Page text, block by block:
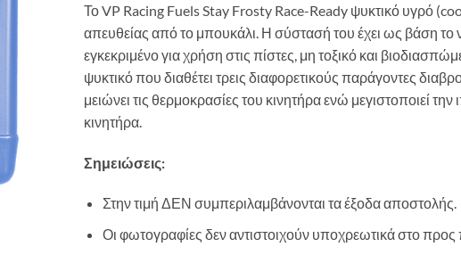
€30,00.είναι:
€25,00.
Το VP Racing Fuels Stay Frosty Race-Ready ψυκτικό υγρό
απευθείας από το μπουκάλι. Η σύστασή του έχει ως βάση το
εγκεκριμένο για χρήση στις πίστες, μη τοξικό και
ψυκτικό που διαθέτει τρεις διαφορετικούς παράγοντες
μειώνει τις θερμοκρασίες του κινητήρα ενώ μεγιστοποιεί
κινητήρα.
Σημειώσεις:
Στην τιμή ΔΕΝ συμπεριλαμβάνονται τα έξοδα αποστολής.
Οι φωτογραφίες δεν αντιστοιχούν υποχρεωτικά στο